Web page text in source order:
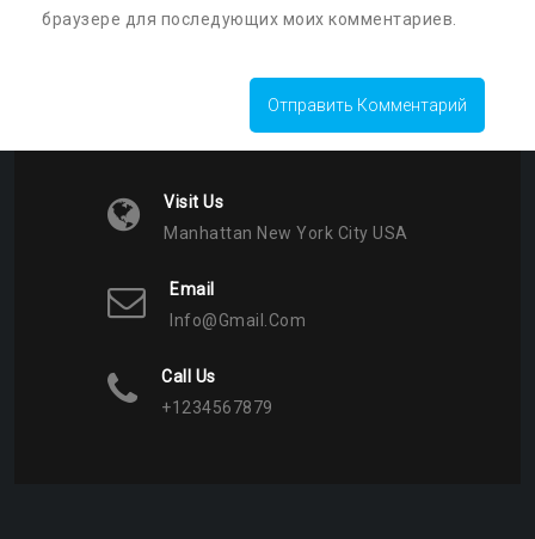
браузере для последующих моих комментариев.
Visit Us
Manhattan New York City USA
Email
Info@gmail.com
Call Us
+1234567879